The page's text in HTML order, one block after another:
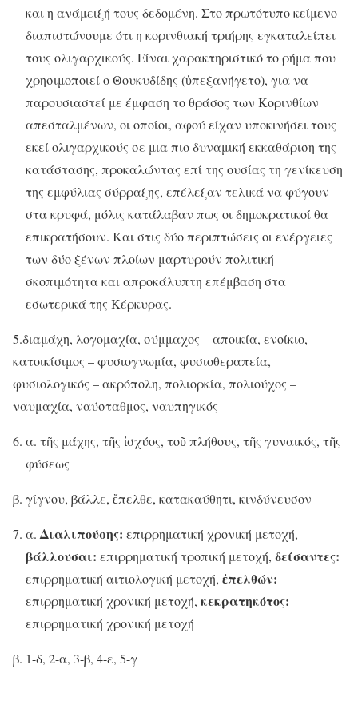
και η ανάμειξή τους δεδομένη. Στο πρωτότυπο κείμενο
διαπιστώνουμε ότι η κορινθιακή τριήρης εγκαταλείπει
τους ολιγαρχικούς. Είναι χαρακτηριστικό το ρήμα που
χρησιμοποιεί ο Θουκυδίδης (ὑπεξανήγετο), για να
παρουσιαστεί με έμφαση το θράσος των Κορινθίων
απεσταλμένων, οι οποίοι, αφού είχαν υποκινήσει τους
εκεί ολιγαρχικούς σε μια πιο δυναμική εκκαθάριση της
κατάστασης, προκαλώντας επί της ουσίας τη γενίκευση
της εμφύλιας σύρραξης, επέλεξαν τελικά να φύγουν
στα κρυφά, μόλις κατάλαβαν πως οι δημοκρατικοί θα
επικρατήσουν. Και στις δύο περιπτώσεις οι ενέργειες
των δύο ξένων πλοίων μαρτυρούν πολιτική
σκοπιμότητα και απροκάλυπτη επέμβαση στα
εσωτερικά της Κέρκυρας.
5.διαμάχη, λογομαχία, σύμμαχος – αποικία, ενοίκιο,
κατοικίσιμος – φυσιογνωμία, φυσιοθεραπεία,
φυσιολογικός – ακρόπολη, πολιορκία, πολιούχος –
ναυμαχία, ναύσταθμος, ναυπηγικός
α. τῆς μάχης, τῆς ἰσχύος, τοῦ πλήθους, τῆς γυναικός, τῆς
φύσεως
β. γίγνου, βάλλε, ἔπελθε, κατακαύθητι, κινδύνευσον
α. Διαλιπούσης: επιρρηματική χρονική μετοχή,
βάλλουσαι: επιρρηματική τροπική μετοχή, δείσαντες:
επιρρηματική αιτιολογική μετοχή, ἐπελθών:
επιρρηματική χρονική μετοχή, κεκρατηκότος:
επιρρηματική χρονική μετοχή
β. 1-δ, 2-α, 3-β, 4-ε, 5-γ